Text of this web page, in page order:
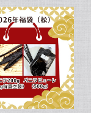
セット タヒチ種 + ブルボン種 10本 サイズだけ訳あり バニラビーンズ VANILLA VILLAGE
【スタンドパック※通常サイズ】完全無添加・天然バニラ蜜_送料無料（200g）/バニラシロップ/シロップ/バニラビーンズ/製菓材料/バニラペースト/バニラエッセンス/ギフト